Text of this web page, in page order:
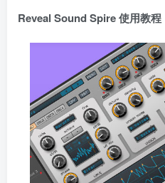
Reveal Sound Spire 使用教程